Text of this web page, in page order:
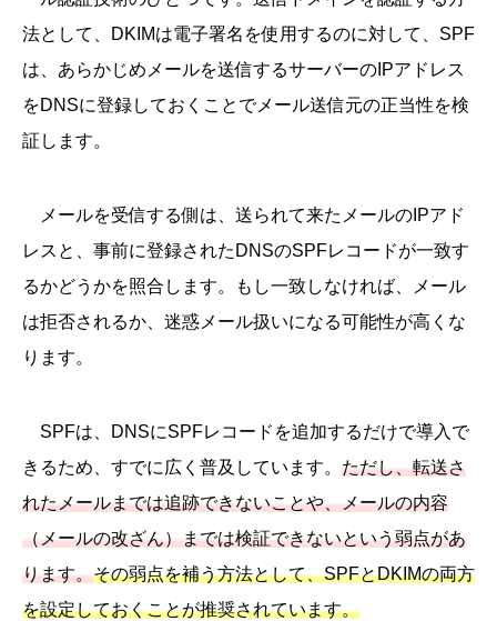
法として、DKIMは電子署名を使用するのに対して、SPF
は、あらかじめメールを送信するサーバーのIPアドレス
をDNSに登録しておくことでメール送信元の正当性を検
証します。
メールを受信する側は、送られて来たメールのIPアド
レスと、事前に登録されたDNSのSPFレコードが一致す
るかどうかを照合します。もし一致しなければ、メール
は拒否されるか、迷惑メール扱いになる可能性が高くな
ります。
SPFは、DNSにSPFレコードを追加するだけで導入で
きるため、すでに広く普及しています。 ただし、転送さ
れたメールまでは追跡できないことや、メールの内容
（メールの改ざん）までは検証できないという弱点があ
ります。その弱点を補う方法として、SPFとDKIMの両方
を設定しておくことが推奨されています。